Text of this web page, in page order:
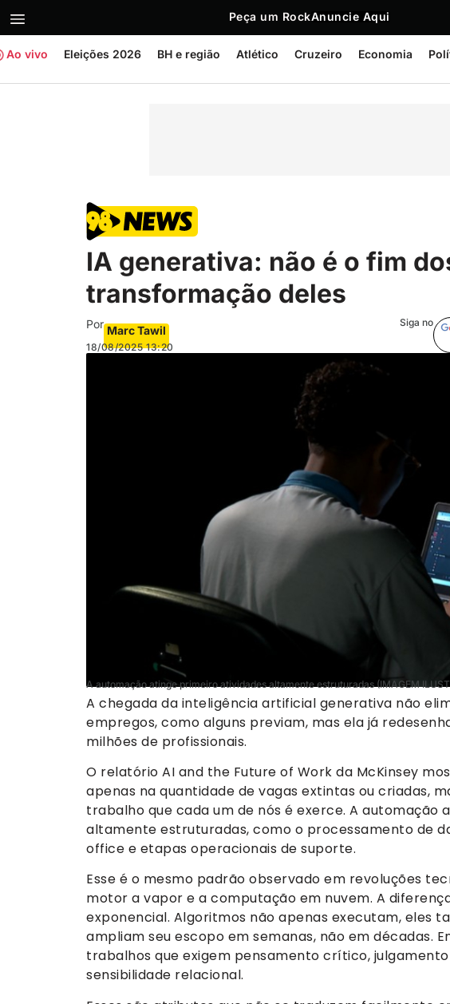
Peça um RockAnuncie Aqui
Ao vivo Eleições 2026 BH e região Atlético Cruzeiro Economia
IA generativa: não é o fim
transformação deles
Por Marc Tawil
18/08/2025 13:20
Siga no
A automação atinge primeiro atividades altamente estruturadas (IMAGEM
A chegada da inteligência artificial generativa não
empregos, como alguns previam, mas ela já
milhões de profissionais.
O relatório AI and the Future of Work da McKinsey
apenas na quantidade de vagas extintas ou criadas,
trabalho que cada um de nós é exerce. A automação
altamente estruturadas, como o processamento de
office e etapas operacionais de suporte.
Esse é o mesmo padrão observado em revoluções
motor a vapor e a computação em nuvem. A
exponencial. Algoritmos não apenas executam, eles
ampliam seu escopo em semanas, não em décadas.
trabalhos que exigem pensamento crítico,
sensibilidade relacional.